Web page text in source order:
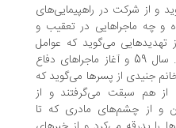
شرکت در راهپیمایی‌های
ماجراهایی در تعقیب و
می‌گوید که عوامل
ضدانقلاب برای آنها ایجاد می‌کردند. سال 59 و آغاز ماجراهای دفاع
از پسرها می‌گوید که
سبقت می‌گرفتند و از
مادری که تا